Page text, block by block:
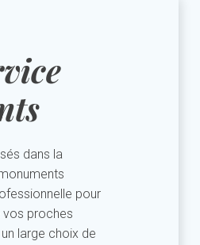
dans la
pour
vos proches
large choix de